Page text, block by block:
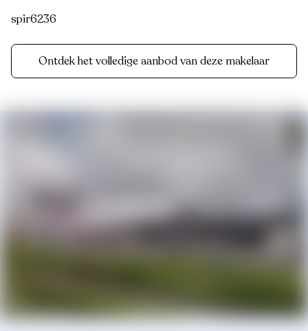
spir6236
Ontdek het volledige aanbod van deze makelaar